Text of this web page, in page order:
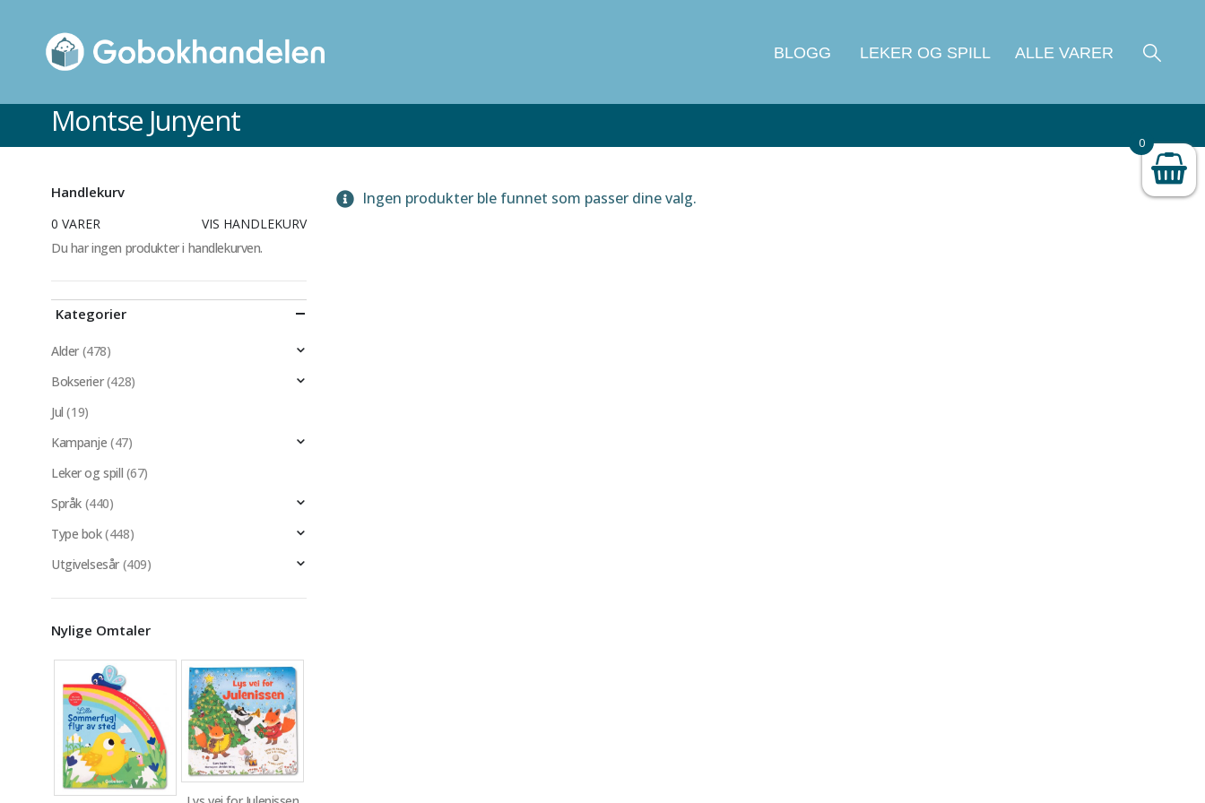
BLOGG LEKER OG SPILL ALLE VARER
Montse Junyent
Ingen produkter ble funnet som passer dine valg.
Handlekurv
0 VARER
VIS HANDLEKURV
Du har ingen produkter i handlekurven.
Kategorier
Alder (478)
Bokserier(428)
Jul (19)
Kampanje (47)
Leker og spill (67)
Språk (440)
Type bok(448)
Utgivelsesår (409)
Nylige Omtaler
0